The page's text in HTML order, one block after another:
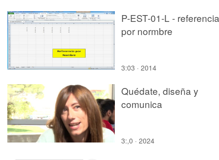
P-EST-01-L -
por normbre
3:03 · 2014
Quédate, diseña y
comunica
3:,0 · 2024